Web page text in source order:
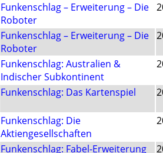
Funkenschlag – Erweiterung – Die
Roboter
Funkenschlag – Erweiterung – Die
Roboter
Funkenschlag: Australien &
Indischer Subkontinent
Funkenschlag: Das Kartenspiel
Funkenschlag: Die
Aktiengesellschaften
Funkenschlag: Fabel-Erweiterung